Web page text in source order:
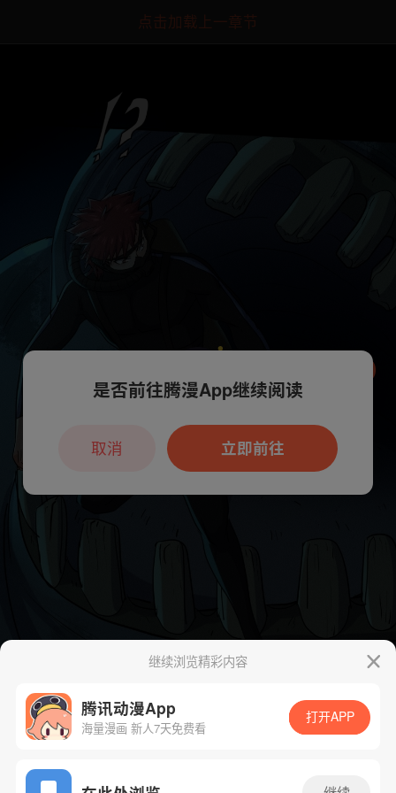
点击加载上一章节
App免费看
继续浏览精彩内容
腾讯动漫App
海量漫画 新人7天免费看
打开APP
本章节仅支持App阅读，可打开App新用
户7天免费看
是否前往腾漫App继续阅读
立即前往
取消